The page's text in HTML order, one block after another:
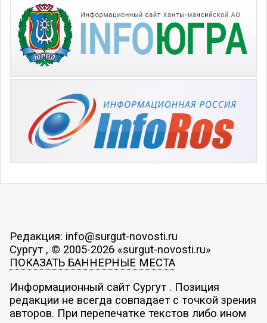
Редакция: info@surgut-novosti.ru
Сургут , © 2005-2026 «surgut-novosti.ru»
ПОКАЗАТЬ БАННЕРНЫЕ МЕСТА
Информационный сайт Сургут . Позиция
редакции не всегда совпадает с точкой зрения
авторов. При перепечатке текстов либо ином